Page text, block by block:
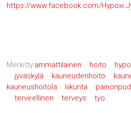
https://www.facebook.com/
Merkitty:ammattilainen hoito
jyväskylä
kauneudenhoito
kauneushoitola
liikunta
terveellinen
terveys työ